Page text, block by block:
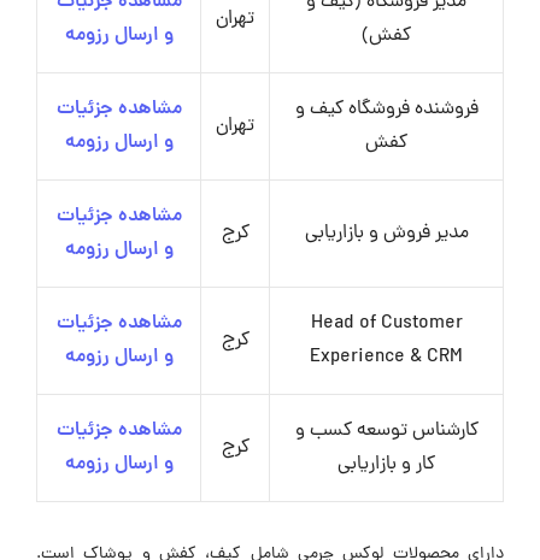
کفش)
تهران
و ارسال رزومه
فروشنده فروشگاه کیف و
کفش
تهران
مشاهده جزئیات
و ارسال رزومه
مدیر فروش و بازاریابی کرج
مشاهده جزئیات
و ارسال رزومه
Head of Customer
Experience & CRM
کرج
مشاهده جزئیات
و ارسال رزومه
کارشناس توسعه کسب‌ و
کار و بازاریابی
کرج
مشاهده جزئیات
و ارسال رزومه